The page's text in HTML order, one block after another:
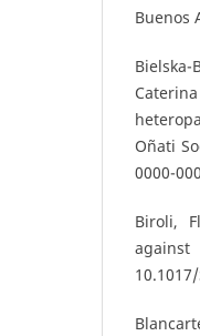
Buenos
Oñati
0000-
Biroli,